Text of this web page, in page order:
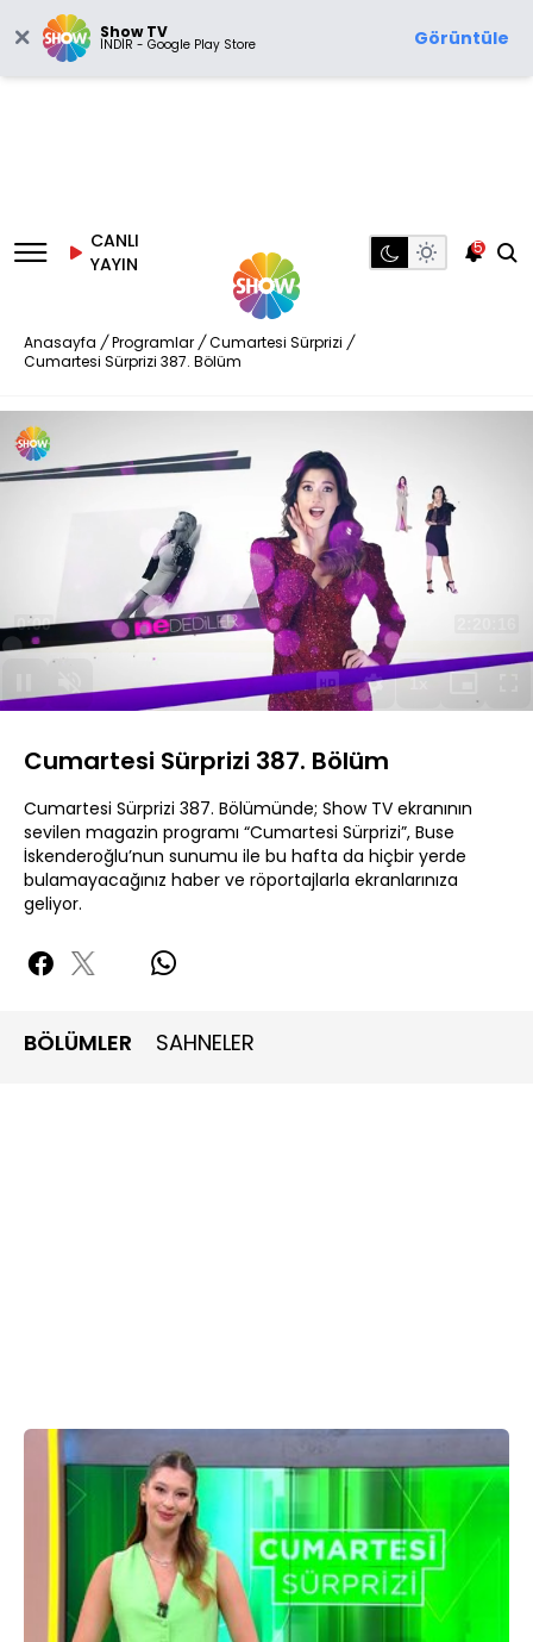
Show TV
İNDİR - Google Play Store Görüntüle
CANLI
YAYIN
5
Anasayfa / Programlar / Cumartesi Sürprizi /
Cumartesi Sürprizi 387. Bölüm
Sesi
Aç
Yüklendi:
0.25%
Hızı
Cumartesi Sürprizi 387. Bölüm
Cumartesi Sürprizi 387. Bölümünde; Show TV ekranının
sevilen magazin programı “Cumartesi Sürprizi”, Buse
İskenderoğlu’nun sunumu ile bu hafta da hiçbir yerde
bulamayacağınız haber ve röportajlarla ekranlarınıza
geliyor.
BÖLÜMLER SAHNELER